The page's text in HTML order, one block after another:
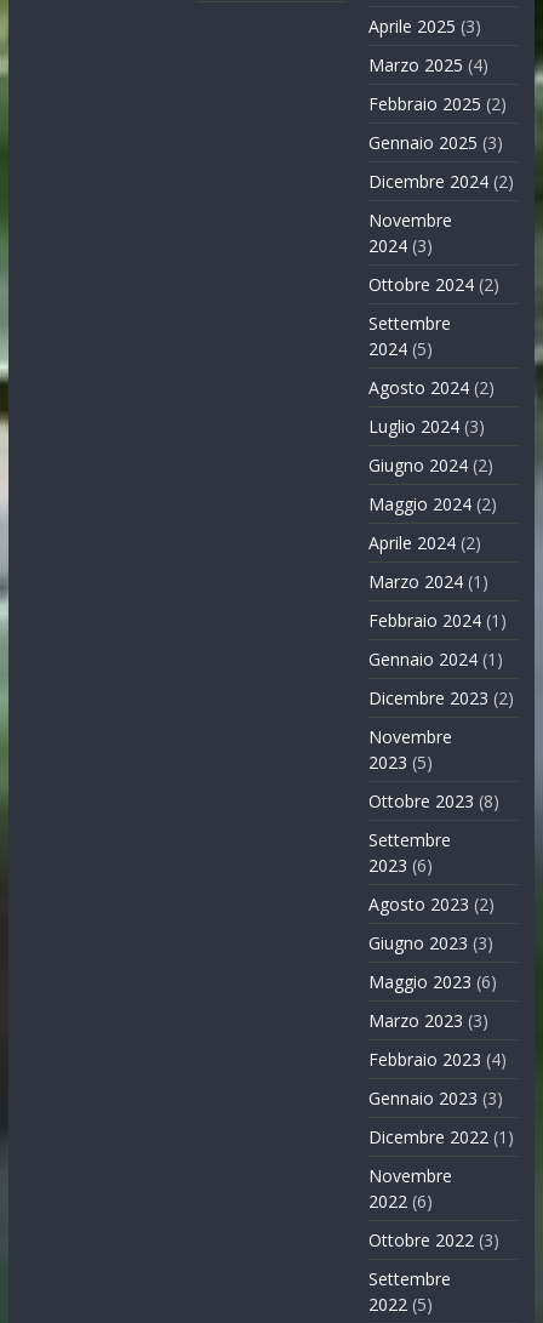
Aprile 2025 (3)
Marzo 2025 (4)
Febbraio 2025 (2)
Gennaio 2025 (3)
Dicembre 2024 (2)
Novembre
2024 (3)
Ottobre 2024 (2)
Settembre
2024 (5)
Agosto 2024 (2)
Luglio 2024 (3)
Giugno 2024 (2)
Maggio 2024 (2)
Aprile 2024 (2)
Marzo 2024 (1)
Febbraio 2024 (1)
Gennaio 2024 (1)
Dicembre 2023 (2)
Novembre
2023 (5)
Ottobre 2023 (8)
Settembre
2023 (6)
Agosto 2023 (2)
Giugno 2023 (3)
Maggio 2023 (6)
Marzo 2023 (3)
Febbraio 2023 (4)
Gennaio 2023 (3)
Dicembre 2022 (1)
Novembre
2022 (6)
Ottobre 2022 (3)
Settembre
2022 (5)